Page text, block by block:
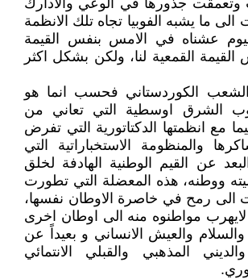
جذورها في الوعي والادارك
ما يشبه الفوبيا تجاه تلك الانظمة
عشناه في الامس بنفس القيمة
القيمة القمعية لنا، ولكن بشكل اكثر
الكوردستاني فحسب انما هو
الشرق اوسطية التي تعاني من
مع انظمتها الدكتاتورية التي تفرض
والمنظومة الاستخباراتية التي
عن القيم الوطنية الهادفة لخلق
ووطنه، هذه المعضلة التي تطورت
الى رمح في خاصرة الاوطان نفسها،
مواطنوه منه الى اوطان اخرى
والسلام والعيش الانساني و بعيداً عن
المذهبي والقبلي الانتمائي